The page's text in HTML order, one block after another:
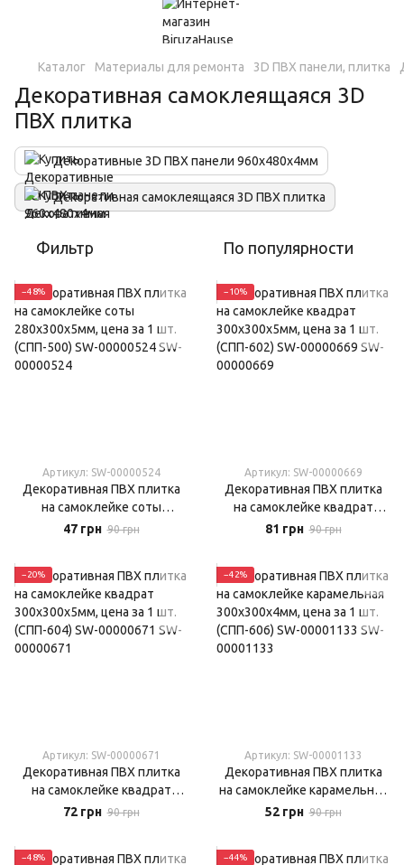
Каталог Материалы для ремонта 3D ПВХ панели, плитка
Декоративная самоклеящаяся 3D
ПВХ плитка
Декоративные 3D ПВХ панели 960х480х4мм
Декоративная самоклеящаяся 3D ПВХ плитка
Фильтр По популярности
−48%
Артикул: SW-00000524
Декоративная ПВХ плитка
на самоклейке соты
280х300х5мм, цена за 1 шт.
47 грн 90 грн
−10%
Артикул: SW-00000669
Декоративная ПВХ плитка
на самоклейке квадрат
300х300х5мм, цена за 1 шт.
81 грн 90 грн
−20%
Артикул: SW-00000671
Декоративная ПВХ плитка
на самоклейке квадрат
300х300х5мм, цена за 1 шт.
72 грн 90 грн
−42%
Артикул: SW-00001133
Декоративная ПВХ плитка
на самоклейке карамельная
300х300х4мм, цена за 1 шт.
52 грн 90 грн
−48% −44%